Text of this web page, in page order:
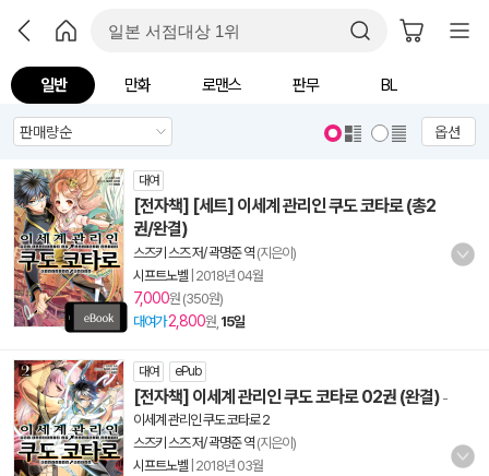
일반 만화 로맨스 판무 BL
옵션
대여
[전자책] [세트] 이세계 관리인 쿠도 코타로 (총2
권/완결)
스즈키 스즈 저/ 곽명준 역 (지은이)
시프트노벨 2018년 04월
7,000원 (350원)
대여가 2,800원, 15일
대여 ePub
[전자책] 이세계 관리인 쿠도 코타로 02권 (완결) -
이세계 관리인 쿠도 코타로 2
스즈키 스즈 저/ 곽명준 역 (지은이)
시프트노벨 2018년 03월